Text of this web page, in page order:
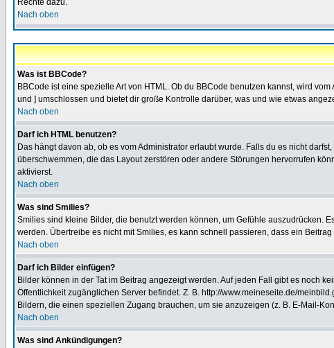
Rechte dazu.
Nach oben
Was ist BBCode?
BBCode ist eine spezielle Art von HTML. Ob du BBCode benutzen kannst, wird
und ] umschlossen und bietet dir große Kontrolle darüber, was und wie etwas
Nach oben
Darf ich HTML benutzen?
Das hängt davon ab, ob es vom Administrator erlaubt wurde. Falls du es nicht
überschwemmen, die das Layout zerstören oder andere Störungen hervorrufen
aktivierst.
Nach oben
Was sind Smilies?
Smilies sind kleine Bilder, die benutzt werden können, um Gefühle auszudrücken.
werden. Übertreibe es nicht mit Smilies, es kann schnell passieren, dass ein
Nach oben
Darf ich Bilder einfügen?
Bilder können in der Tat im Beitrag angezeigt werden. Auf jeden Fall gibt es noch
Öffentlichkeit zugänglichen Server befindet. Z. B. http://www.meineseite.de/
Bildern, die einen speziellen Zugang brauchen, um sie anzuzeigen (z. B. E-Mail-
Nach oben
Was sind Ankündigungen?